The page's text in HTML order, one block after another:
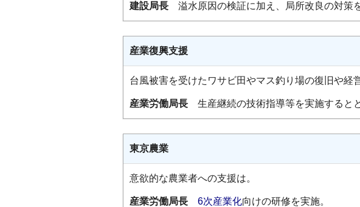
建設局長 溢水原因の検証に加え、局所改良の対策
産業復興支援
台風被害を受けたワサビ田やマス釣り場の復旧や経
産業労働局長 生産継続の技術指導等を実施すると
東京農業
意欲的な農業者への支援は。
産業労働局長 6次産業化向けの研修を実施。